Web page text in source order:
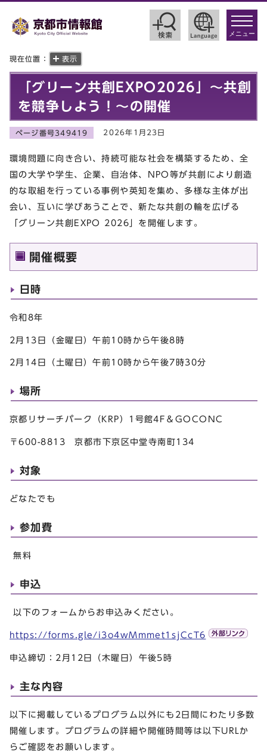
toggle
メニュー
現在位置： 表示
「グリーン共創EXPO2026」～共創
を競争しよう！～の開催
ページ番号349419 2026年1月23日
環境問題に向き合い、持続可能な社会を構築するため、全
国の大学や学生、企業、自治体、NPO等が共創により創造
的な取組を行っている事例や英知を集め、多様な主体が出
会い、互いに学びあうことで、新たな共創の輪を広げる
「グリーン共創EXPO 2026」を開催します。
開催概要
日時
令和8年
2月13日（金曜日）午前10時から午後8時
2月14日（土曜日）午前10時から午後7時30分
場所
京都リサーチパーク（KRP）1号館4F＆GOCONC
〒600-8813 京都市下京区中堂寺南町134
対象
どなたでも
参加費
無料
申込
以下のフォームからお申込みください。
https://forms.gle/i3o4wMmmet1sjCcT6
申込締切：2月12日（木曜日）午後5時
主な内容
以下に掲載しているプログラム以外にも2日間にわたり多数
開催します。プログラムの詳細や開催時間等は以下URLか
らご確認をお願いします。